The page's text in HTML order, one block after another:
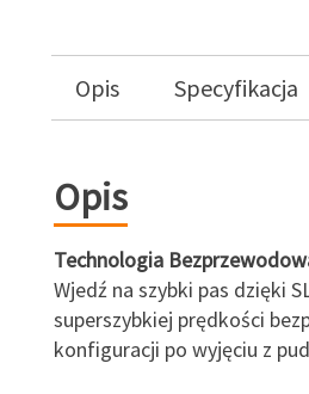
Opis Specyfikacja
Opis
Technologia
Wjedź na szybki pas dzięki
superszybkiej prędkości
konfiguracji po wyjęciu z